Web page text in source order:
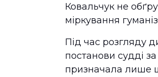
Ковальчук не
міркування
Під час розгляду
постанови судді
призначала лише